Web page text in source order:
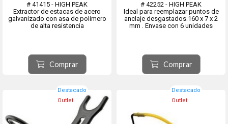
# 41415 - HIGH PEAK
Extractor de estacas de acero
galvanizado con asa de polimero
de alta resistencia
Comprar
# 42252 - HIGH PEAK
Ideal para reemplazar puntos de
anclaje desgastados.160 x 7 x 2
mm . Envase con 6 unidades
Comprar
Destacado
Outlet
Destacado
Outlet